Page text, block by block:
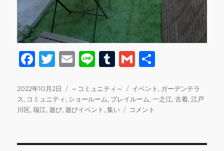
F
c
e
o
T
it
te
E
ai
l
Li
e
T
m
bl
G
ai
l
投
稿
日:
2022年10月2日
カ
テ
ゴ
～コミュニティ～
タ
グ
イベント , ガーデンテラ
ス, コミュニティ, ショールーム, プレイルーム,一之江,古着,江戸
川区,瑞江,遊び,遊びイベント ,集い コメント